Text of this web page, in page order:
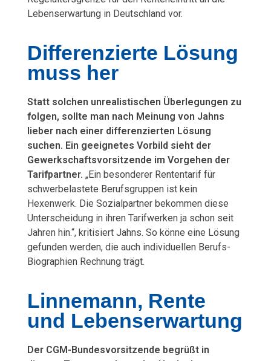
Lebenserwartung in Deutschland vor.
Differenzierte Lösung
muss her
Statt solchen unrealistischen Überlegungen zu
folgen, sollte man nach Meinung von Jahns
lieber nach einer differenzierten Lösung
suchen. Ein geeignetes Vorbild sieht der
Gewerkschaftsvorsitzende im Vorgehen der
Tarifpartner. „Ein besonderer Rententarif für
schwerbelastete Berufsgruppen ist kein
Hexenwerk. Die Sozialpartner bekommen diese
Unterscheidung in ihren Tarifwerken ja schon seit
Jahren hin.“, kritisiert Jahns. So könne eine Lösung
gefunden werden, die auch individuellen Berufs-
Biographien Rechnung trägt.
Linnemann, Rente
und Lebenserwartung
Der CGM-Bundesvorsitzende begrüßt in